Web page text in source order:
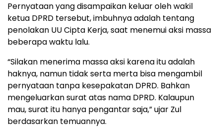
Pernyataan yang disampaikan keluar oleh wakil
ketua DPRD tersebut, imbuhnya adalah tentang
penolakan UU Cipta Kerja, saat menemui aksi massa
beberapa waktu lalu.
“Silakan menerima massa aksi karena itu adalah
haknya, namun tidak serta merta bisa mengambil
pernyataan tanpa kesepakatan DPRD. Bahkan
mengeluarkan surat atas nama DPRD. Kalaupun
mau, surat itu hanya pengantar saja,” ujar Zul
berdasarkan temuannya.